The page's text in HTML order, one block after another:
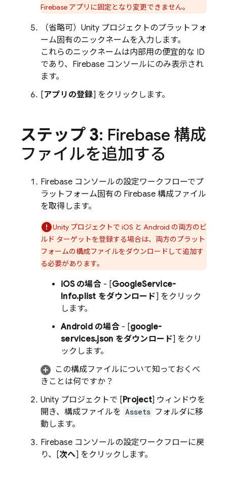
Firebase アプリに固定となり変更できません。
（省略可） Unity プロジェクトのプラットフォ
ーム固有のニックネームを入力します。
これらのニックネームは内部用の便宜的な ID
であり、 Firebase コンソールにのみ表示され
ます。
[アプリの登録] をクリックします。
ステップ 3: Firebase 構成
ファイルを追加する
Firebase コンソールの設定ワークフローでプ
ラットフォーム固有の Firebase 構成ファイル
を取得します。
Unity プロジェクトで iOS と Android の両方のビ
ルド ターゲットを登録する場合は、両方のプラット
フォームの構成ファイルをダウンロードして追加す
る必要があります。
iOS の場合- [GoogleService-
Info.plist をダウンロード] をクリック
します。
Android の場合- [google-
services.json をダウンロード] をクリ
ックします。
この構成ファイルについて知っておくべ
きことは何ですか？
Unity プロジェクトで [Project] ウィンドウを
開き、構成ファイルを Assets フォルダに移
動します。
Firebase コンソールの設定ワークフローに戻
り、[次へ] をクリックします。